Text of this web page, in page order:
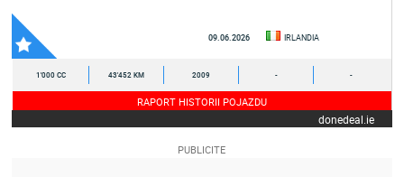
09.06.2026 IRLANDIA
1'000 CC 43'452 KM 2009 - -
RAPORT HISTORII POJAZDU
donedeal.ie